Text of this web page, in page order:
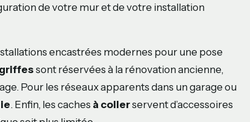
de votre mur et de votre installation
encastrées modernes pour une pose
sont réservées à la rénovation ancienne,
Pour les réseaux apparents dans un garage ou
. Enfin, les caches à collerservent d’accessoires